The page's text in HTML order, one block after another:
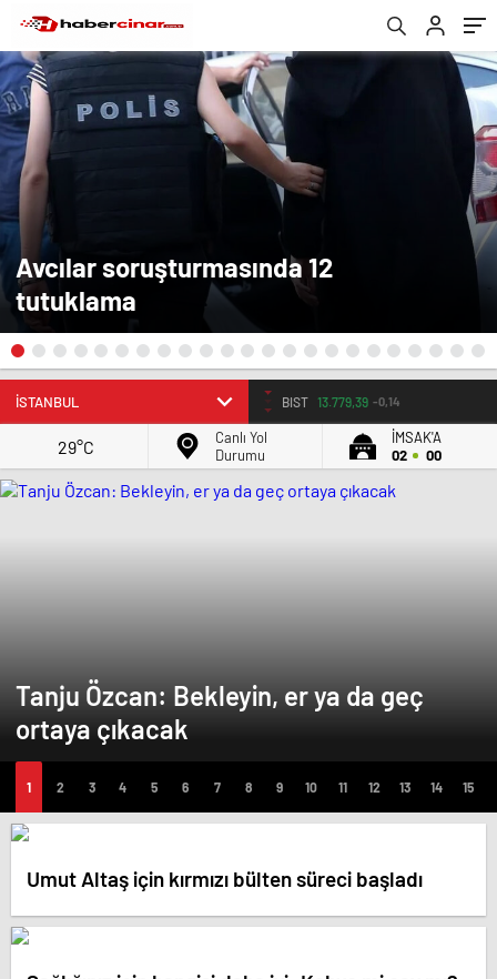
Avcılar soruşturmasında 12
tutuklama
BIST 13.779,39 -0,14
29°C
Canlı Yol
Durumu
İMSAK'A
02
00
Tanju Özcan: Bekleyin, er ya da geç
ortaya çıkacak
Umut Altaş için kırmızı bülten süreci başladı